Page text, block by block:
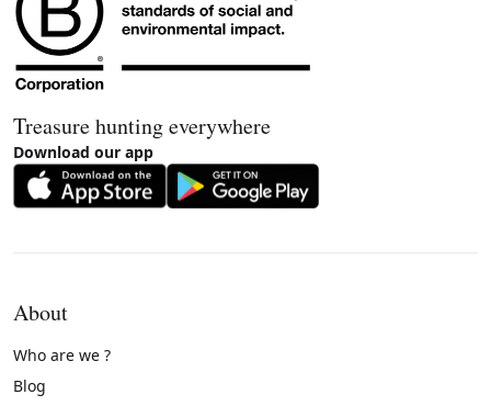
Treasure hunting everywhere
Download our app
About
Who are we ?
Blog